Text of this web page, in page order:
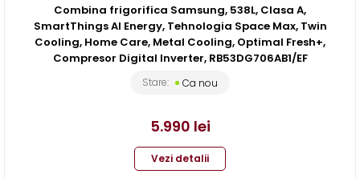
Combina frigorifica Samsung, 538L, Clasa A,
SmartThings AI Energy, Tehnologia Space Max, Twin
Cooling, Home Care, Metal Cooling, Optimal Fresh+,
Compresor Digital Inverter, RB53DG706AB1/EF
Stare: Ca nou
5.990 lei
Vezi detalii